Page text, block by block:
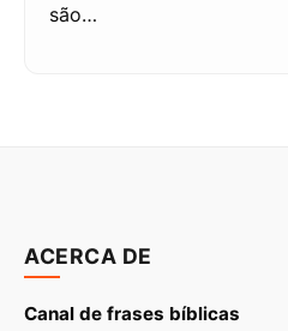
são…
ACERCA DE
Canal de frases bíblicas